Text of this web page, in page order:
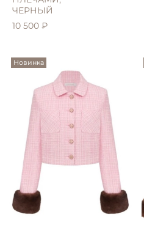
ЧЕРНЫЙ
10 500 ₽
Новинка